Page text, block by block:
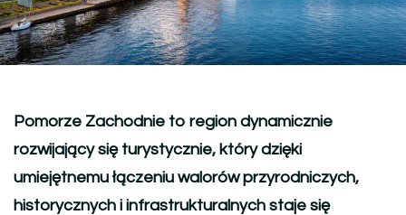
Pomorze Zachodnie to region dynamicznie
rozwijający się turystycznie, który dzięki
umiejętnemu łączeniu walorów przyrodniczych,
historycznych i infrastrukturalnych staje się